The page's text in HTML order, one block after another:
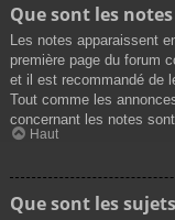
Que sont les notes
Les notes apparaissent
première page du forum
et il est recommandé de
Tout comme les
concernant les notes
Haut
Que sont les